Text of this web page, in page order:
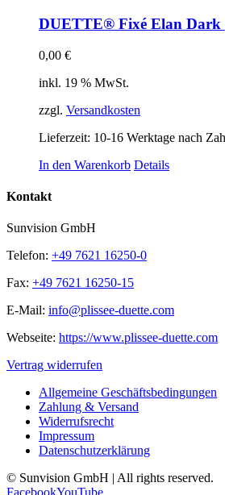
DUETTE® Fixé Elan Dark
0,00 €
inkl. 19 % MwSt.
zzgl. Versandkosten
Lieferzeit: 10-16 Werktage nach
In den Warenkorb Details
Kontakt
Sunvision GmbH
Telefon: +49 7621 16250-0
Fax: +49 7621 16250-15
E-Mail: info@plissee-duette.com
Webseite: https://www.plissee-duette.com
Vertrag widerrufen
Allgemeine Geschäftsbedingungen
Zahlung & Versand
Widerrufsrecht
Impressum
Datenschutzerklärung
© Sunvision GmbH | All rights reserved.